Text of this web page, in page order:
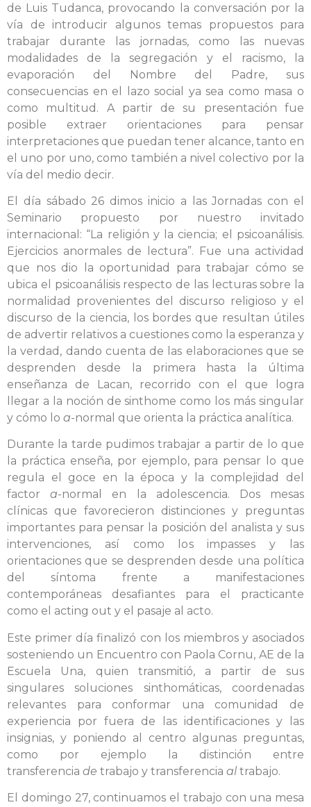
de Luis Tudanca, provocando la conversación por la
vía de introducir algunos temas propuestos para
trabajar durante las jornadas, como las nuevas
modalidades de la segregación y el racismo, la
evaporación del Nombre del Padre, sus
consecuencias en el lazo social ya sea como masa o
como multitud. A partir de su presentación fue
posible extraer orientaciones para pensar
interpretaciones que puedan tener alcance, tanto en
el uno por uno, como también a nivel colectivo por la
vía del medio decir.
El día sábado 26 dimos inicio a las Jornadas con el
Seminario propuesto por nuestro invitado
internacional: “La religión y la ciencia; el psicoanálisis.
Ejercicios anormales de lectura”. Fue una actividad
que nos dio la oportunidad para trabajar cómo se
ubica el psicoanálisis respecto de las lecturas sobre la
normalidad provenientes del discurso religioso y el
discurso de la ciencia, los bordes que resultan útiles
de advertir relativos a cuestiones como la esperanza y
la verdad, dando cuenta de las elaboraciones que se
desprenden desde la primera hasta la última
enseñanza de Lacan, recorrido con el que logra
llegar a la noción de sinthome como los más singular
y cómo lo a-normal que orienta la práctica analítica.
Durante la tarde pudimos trabajar a partir de lo que
la práctica enseña, por ejemplo, para pensar lo que
regula el goce en la época y la complejidad del
factora-normal en la adolescencia. Dos mesas
clínicas que favorecieron distinciones y preguntas
importantes para pensar la posición del analista y sus
intervenciones, así como los impasses y las
orientaciones que se desprenden desde una política
del síntoma frente a manifestaciones
contemporáneas desafiantes para el practicante
como el acting out y el pasaje al acto.
Este primer día finalizó con los miembros y asociados
sosteniendo un Encuentro con Paola Cornu, AE de la
Escuela Una, quien transmitió, a partir de sus
singulares soluciones sinthomáticas, coordenadas
relevantes para conformar una comunidad de
experiencia por fuera de las identificaciones y las
insignias, y poniendo al centro algunas preguntas,
como por ejemplo la distinción entre
transferencia de trabajo y transferencia al trabajo.
El domingo 27, continuamos el trabajo con una mesa